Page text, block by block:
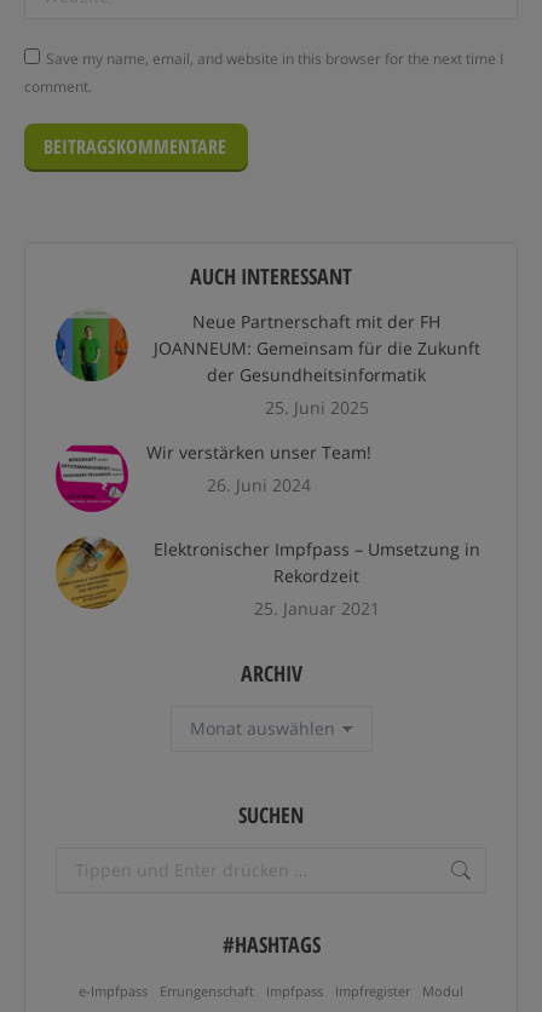
Save my name, email, and website in this browser for the next time I
comment.
BEITRAGSKOMMENTARE
AUCH INTERESSANT
Neue Partnerschaft mit der FH
JOANNEUM: Gemeinsam für die Zukunft
der Gesundheitsinformatik
25. Juni 2025
Wir verstärken unser Team!
26. Juni 2024
Elektronischer Impfpass – Umsetzung in
Rekordzeit
25. Januar 2021
ARCHIV
Archiv
SUCHEN
Search:
#HASHTAGS
e-Impfpass Errungenschaft Impfpass Impfregister
Modul